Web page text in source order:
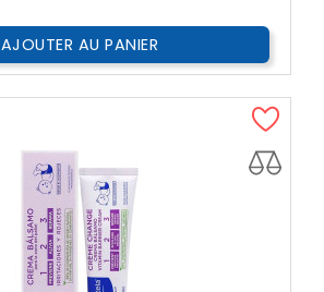
AJOUTER AU PANIER